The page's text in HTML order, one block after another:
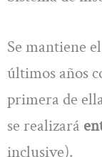
Se mantiene
últimos años
primera de
se realizará
inclusive).